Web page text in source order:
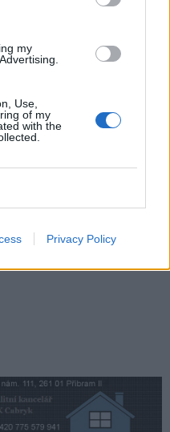
my
Use,
of my
with the
Privacy Policy
Klasiku propojí
rodinným programem
zámku Dobříš nabídne
Marii Tichou
získá krajskou podporu.
s opravou střechy